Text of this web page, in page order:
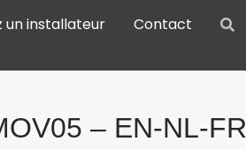
un installateur Contact
– EN-NL-FR